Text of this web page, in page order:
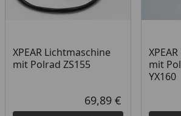
XPEAR Lichtmaschine
mit Polrad ZS155
Aktueller Preis
69,89 €
mit
YX160